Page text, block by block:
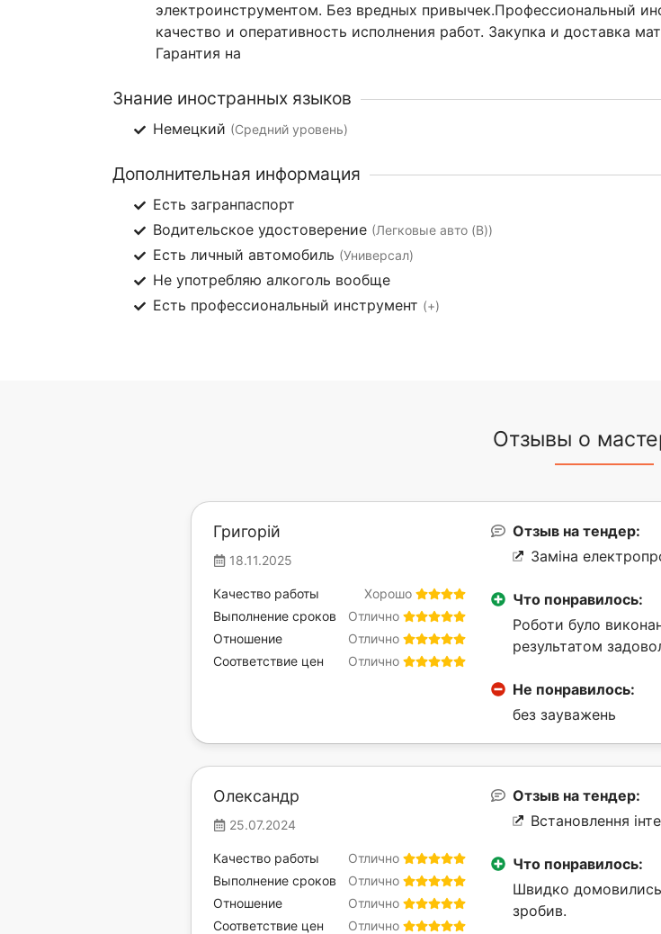
электроинструментом. Без вредных привычек.Профессиональный
качество и оперативность исполнения работ. Закупка и доставка
Гарантия на
Знание иностранных языков
Немецкий (Средний уровень)
Дополнительная информация
Есть загранпаспорт
Водительское удостоверение (Легковые авто (B))
Есть личный автомобиль (Универсал)
Не употребляю алкоголь вообще
Есть профессиональный инструмент (+)
Отзывы о
Григорій
18.11.2025
Хорошо
Качество работы
Отлично
Выполнение сроков
Отлично
Отношение
Отлично
Соответствие цен
Отзыв на тендер:
Заміна
Что понравилось:
Роботи було
результатом
Не понравилось:
без зауважень
Олександр
25.07.2024
Отлично
Качество работы
Отлично
Выполнение сроков
Отлично
Отношение
Отлично
Соответствие цен
Отзыв на тендер:
Встановлення
Что понравилось:
Швидко
зробив.